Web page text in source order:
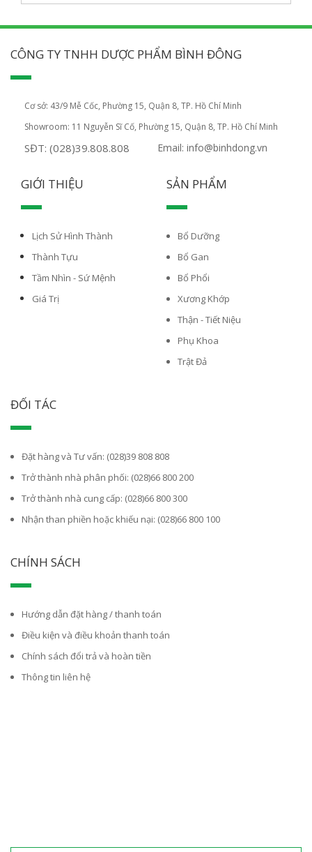
CÔNG TY TNHH DƯỢC PHẨM BÌNH ĐÔNG
Cơ sở: 43/9 Mễ Cốc, Phường 15, Quận 8, TP. Hồ Chí Minh
Showroom: 11 Nguyễn Sĩ Cố, Phường 15, Quận 8, TP. Hồ Chí Minh
SĐT: (028)39.808.808 Email: info@binhdong.vn
GIỚI THIỆU
Lịch Sử Hình Thành
Thành Tựu
Tầm Nhìn - Sứ Mệnh
Giá Trị
SẢN PHẨM
Bổ Dưỡng
Bổ Gan
Bổ Phổi
Xương Khớp
Thận - Tiết Niệu
Phụ Khoa
Trật Đả
ĐỐI TÁC
Đặt hàng và Tư vấn: (028)39 808 808
Trở thành nhà phân phối: (028)66 800 200
Trở thành nhà cung cấp: (028)66 800 300
Nhận than phiền hoặc khiếu nại: (028)66 800 100
CHÍNH SÁCH
Hướng dẫn đặt hàng / thanh toán
Điều kiện và điều khoản thanh toán
Chính sách đổi trả và hoàn tiền
Thông tin liên hệ